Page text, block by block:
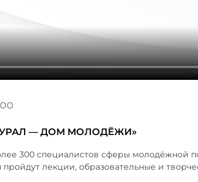
— ДОМ МОЛОДЁЖИ»
300 специалистов сферы молодёжной
пройдут лекции, образовательные и